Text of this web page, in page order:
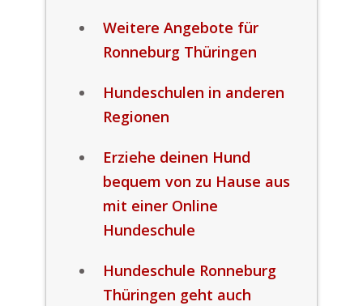
Weitere Angebote für
Ronneburg Thüringen
Hundeschulen in anderen
Regionen
Erziehe deinen Hund
bequem von zu Hause aus
mit einer Online
Hundeschule
Hundeschule Ronneburg
Thüringen geht auch